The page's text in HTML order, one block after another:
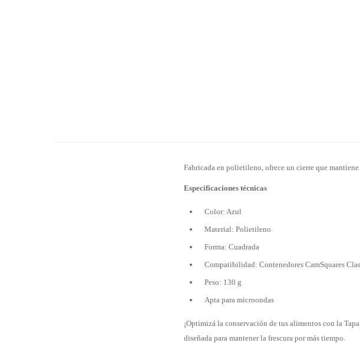
Fabricada en polietileno, ofrece un cierre que
Especificaciones técnicas
Color: Azul
Material: Polietileno
Forma: Cuadrada
Compatibilidad: Contenedores CamSquares
Peso: 130 g
Apta para microondas
¡Optimizá la conservación de tus alimentos con la
diseñada para mantener la frescura por más tiempo.